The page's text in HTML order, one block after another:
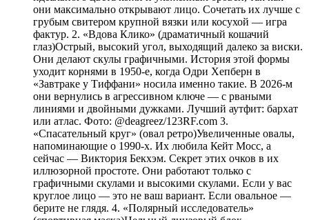
они максимально открывают лицо. Сочетать их лучше с
грубым свитером крупной вязки или косухой — игра
фактур. 2. «Вдова Клико» (драматичный кошачий
глаз)Острый, высокий угол, выходящий далеко за виски.
Они делают скулы графичными. История этой формы
уходит корнями в 1950-е, когда Одри Хепберн в
«Завтраке у Тиффани» носила именно такие. В 2026-м
они вернулись в агрессивном ключе — с рваными
линиями и двойными дужками. Лучший аутфит: бархат
или атлас. Фото: @deagreez/123RF.com 3.
«Спасательный круг» (овал ретро)Увеличенные овалы,
напоминающие о 1990-х. Их любила Кейт Мосс, а
сейчас — Виктория Бекхэм. Секрет этих очков в их
иллюзорной простоте. Они работают только с
графичными скулами и высокими скулами. Если у вас
круглое лицо — это не ваш вариант. Если овальное —
берите не глядя. 4. «Полярный исследователь»